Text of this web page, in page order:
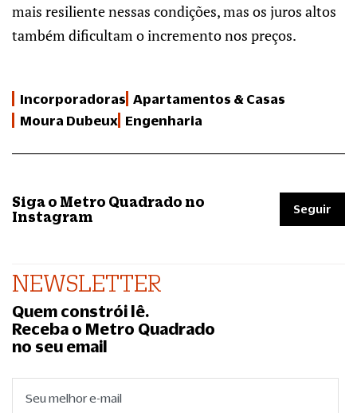
mais resiliente nessas condições, mas os juros altos
também dificultam o incremento nos preços.
Incorporadoras Apartamentos & Casas
Moura Dubeux Engenharia
Siga o Metro Quadrado no
Instagram
Seguir
NEWSLETTER
Quem constrói lê.
Receba o Metro Quadrado
no seu email